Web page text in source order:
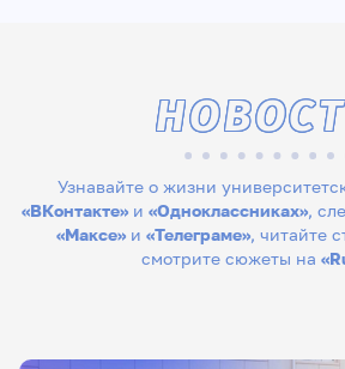
Узнавайте о жизни
«ВКонтакте»и «Одноклассниках»,
«Максе» и «Телеграме», читайте
смотрите сюжеты на